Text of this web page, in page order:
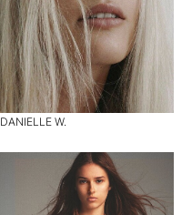
DANIELLE W.